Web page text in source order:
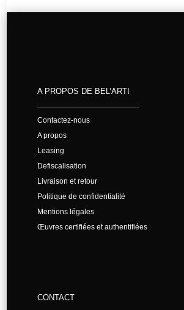
A PROPOS DE BEL’ARTI
Contactez-nous
A propos
Leasing
Defiscalisation
Livraison et retour
Politique de confidentialité
Mentions légales
Œuvres certifiées et authentifiées
CONTACT